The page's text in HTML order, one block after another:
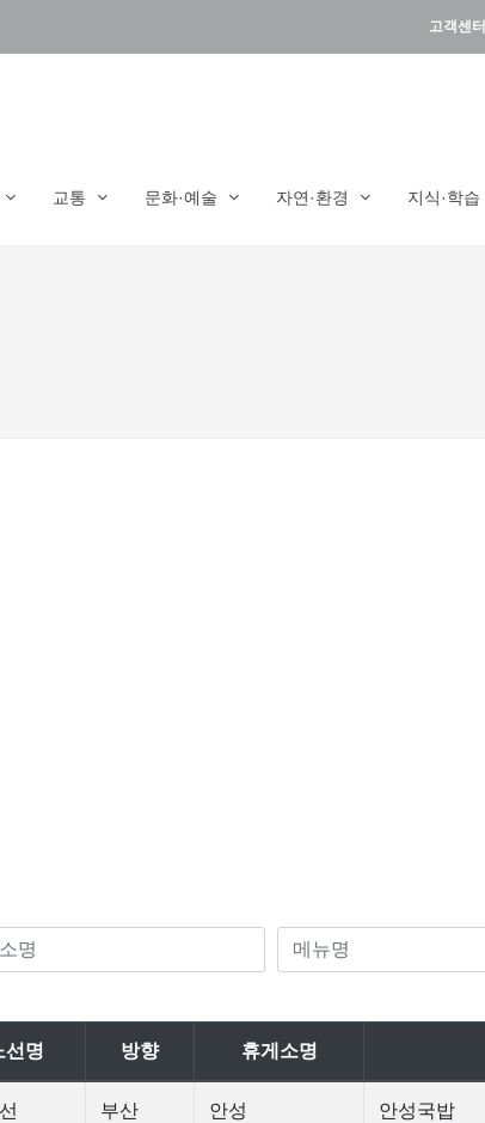
고객센터
교통 문화·예술 자연·환경 지식·학습
선명 방향 휴게소명
부산 안성 안성국밥